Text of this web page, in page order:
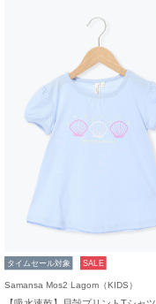
タイムセール対象 SALE
Samansa Mos2 Lagom（KIDS）